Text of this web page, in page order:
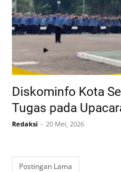
Diskominfo Kota
Tugas pada
Redaksi 20 Mei, 2026
Postingan Lama